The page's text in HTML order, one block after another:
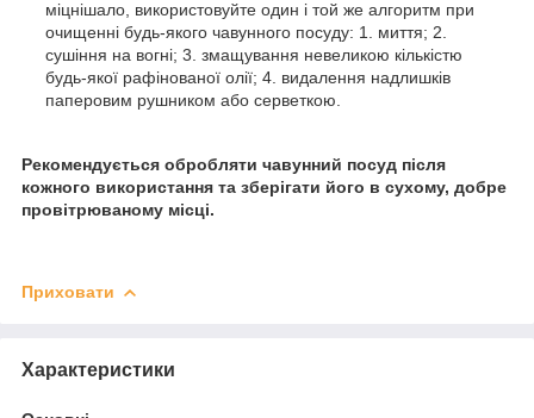
міцнішало, використовуйте один і той же алгоритм при
очищенні будь-якого чавунного посуду: 1. миття; 2.
сушіння на вогні; 3. змащування невеликою кількістю
будь-якої рафінованої олії; 4. видалення надлишків
паперовим рушником або серветкою.
Рекомендується обробляти чавунний посуд після
кожного використання та зберігати його в сухому, добре
провітрюваному місці.
Приховати
Характеристики